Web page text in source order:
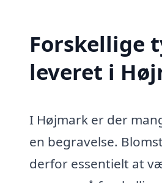
Forskellige
leveret i
I Højmark er der
en begravelse.
derfor essentielt at